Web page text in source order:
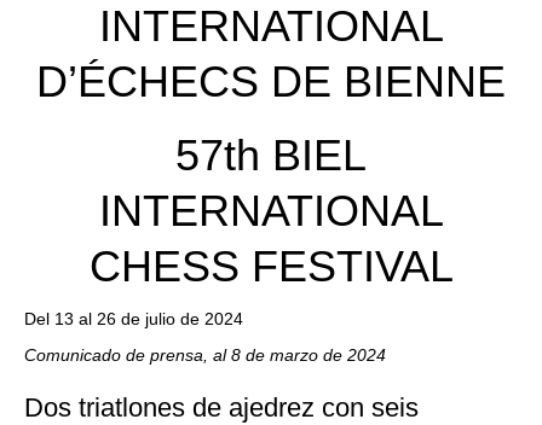
INTERNATIONAL
D’ÉCHECS DE BIENNE
57th BIEL
INTERNATIONAL
CHESS FESTIVAL
Del 13 al 26 de julio de 2024
Comunicado de prensa, al 8 de marzo de 2024
Dos triatlones de ajedrez con seis